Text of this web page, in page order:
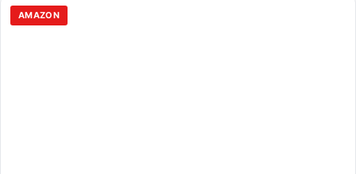
AMAZON